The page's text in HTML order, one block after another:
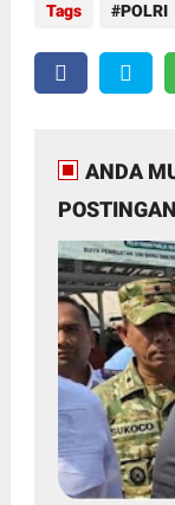
Tags POLRI
ANDA